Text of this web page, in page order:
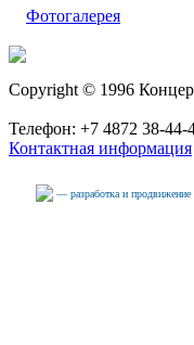
Фотогалерея
Copyright © 1996
Телефон: +7 4872 38-44-
Контактная информация
— разработка и продвижение